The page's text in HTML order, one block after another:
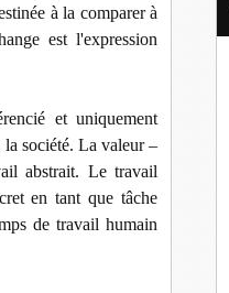
à la comparer à
est l'expression
et uniquement
société. La valeur –
abstrait. Le travail
en tant que tâche
de travail humain